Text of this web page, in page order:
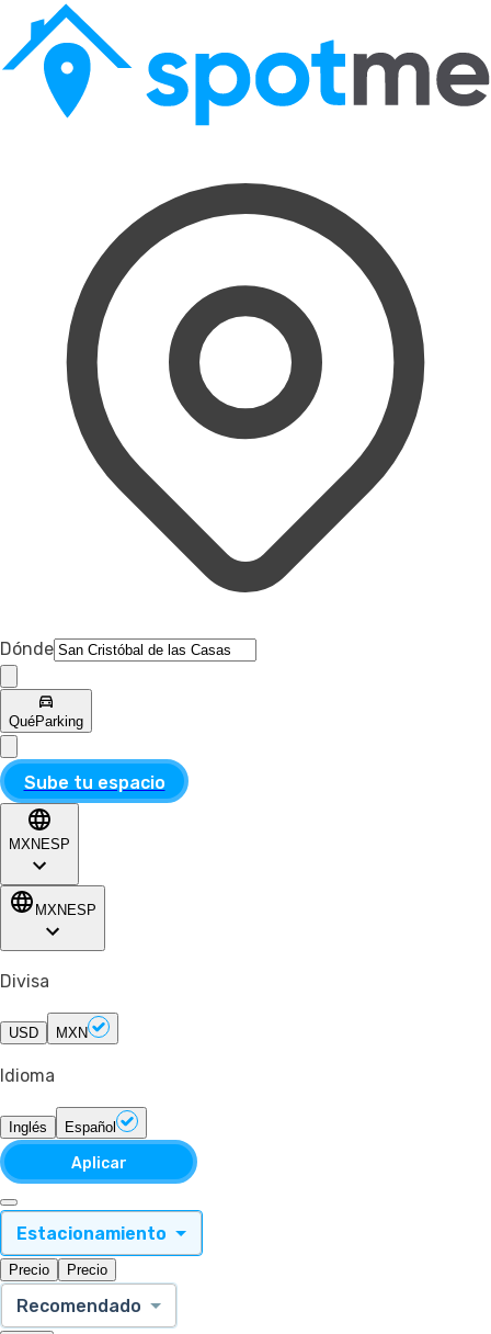
Dónde
QuéParking
Sube tu espacio
MXN ESP
MXN ESP
Divisa
USD MXN
Idioma
Inglés Español
Aplicar
Estacionamiento
Precio Precio
Recomendado